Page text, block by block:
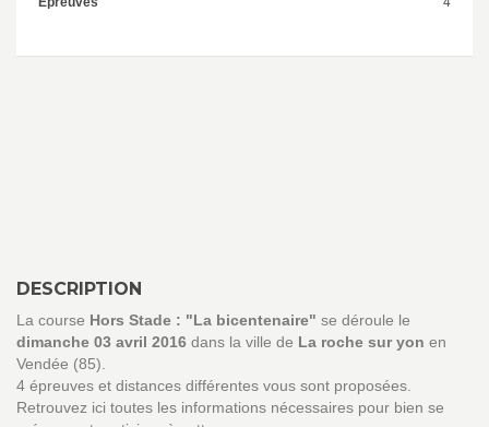
DESCRIPTION
La course Hors Stade : "La bicentenaire" se déroule le
dimanche 03 avril 2016 dans la ville de La roche sur yon en
Vendée (85).
4 épreuves et distances différentes vous sont proposées.
Retrouvez ici toutes les informations nécessaires pour bien se